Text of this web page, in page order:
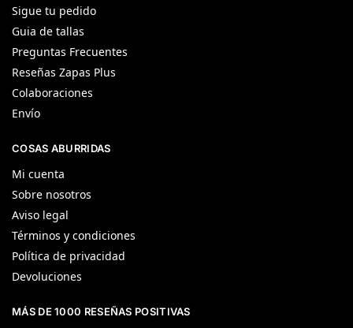
Sigue tu pedido
Guia de tallas
Preguntas Frecuentes
Reseñas Zapas Plus
Colaboraciones
Envío
COSAS ABURRIDAS
Mi cuenta
Sobre nosotros
Aviso legal
Términos y condiciones
Política de privacidad
Devoluciones
MÁS DE 1000 RESEÑAS POSITIVAS